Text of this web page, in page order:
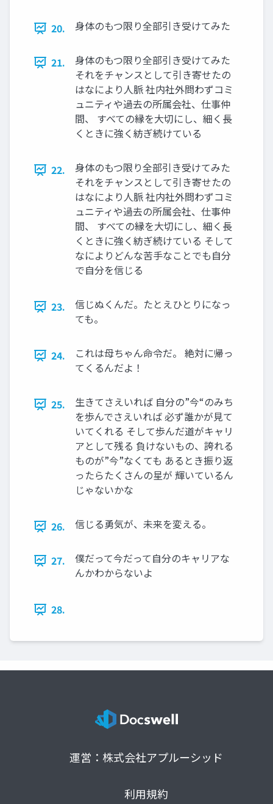
20. 身体のもつ限り全部引き受けてみた
21.
身体のもつ限り全部引き受けてみた
それをチャンスとして引き寄せたの
はなにより人脈 社内社外問わずコミ
ュニティや過去の所属会社、仕事仲
間、 すべての縁を大切にし、細く長
くときに強く紡ぎ続けている
22.
身体のもつ限り全部引き受けてみた
それをチャンスとして引き寄せたの
はなにより人脈 社内社外問わずコミ
ュニティや過去の所属会社、仕事仲
間、 すべての縁を大切にし、細く長
くときに強く紡ぎ続けている そして
なによりどんな苦手なことでも自分
で自分を信じる
23.
信じぬくんだ。たとえひとりになっ
ても。
24.
これは母ちゃん命令だ。 絶対に帰っ
てくるんだよ！
25.
生きてさえいれば 自分の”今“のみち
を歩んでさえいれば 必ず誰かが見て
いてくれる そして歩んだ道がキャリ
アとして残る 負けないもの、誇れる
ものが”今”なくても あるとき振り返
ったらたくさんの星が 輝いているん
じゃないかな
26. 信じる勇気が、未来を変える。
27.
僕だって今だって自分のキャリアな
んかわからないよ
28.
運営：株式会社アプルーシッド
利用規約